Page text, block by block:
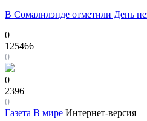
В Сомалилэнде отметили День
0
125466
0
0
2396
0
Газета В мире Интернет-версия